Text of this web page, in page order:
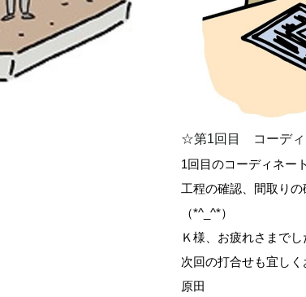
☆第1回目 コーディ
1回目のコーディネー
工程の確認、間取り
（*^_^*）
Ｋ様、お疲れさまでし
次回の打合せも宜しく
原田